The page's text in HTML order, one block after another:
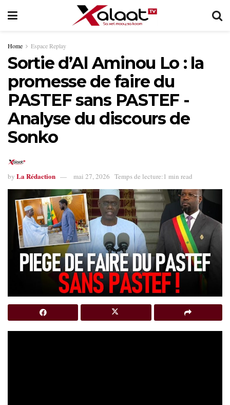
Home Espace Replay
Sortie d’Al Aminou Lo : la
promesse de faire du
PASTEF sans PASTEF -
Analyse du discours de
Sonko
by La Rédaction mai 27, 2026 Temps de lecture:1 min read